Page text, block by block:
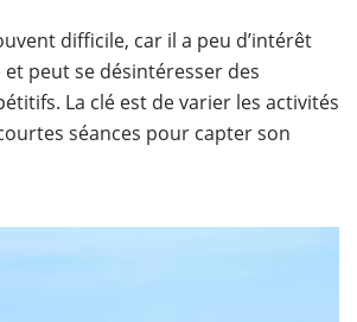
difficile, car il a peu d’intérêt
et peut se désintéresser des
La clé est de varier les activités
séances pour capter son